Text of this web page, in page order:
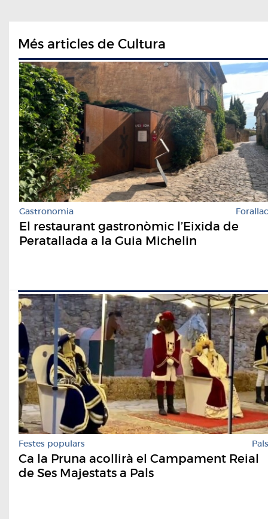
Més articles de Cultura
Gastronomia Forallac
El restaurant gastronòmic l’Eixida de
Peratallada a la Guia Michelin
Festes populars Pals
Ca la Pruna acollirà el Campament Reial
de Ses Majestats a Pals